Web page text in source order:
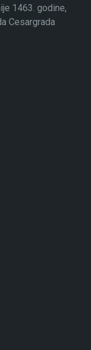
1463. godine,
Cesargrada